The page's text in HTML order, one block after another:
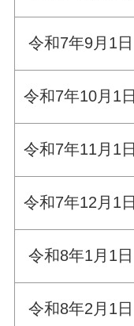
令和7年9月1日
令和7年10月1日
令和7年11月1日
令和7年12月1日
令和8年1月1日
令和8年2月1日